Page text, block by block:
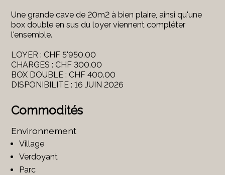
Une grande cave de 20m2 à bien plaire, ainsi qu'une
box double en sus du loyer viennent compléter
l'ensemble.
LOYER : CHF 5'950.00
CHARGES : CHF 300.00
BOX DOUBLE : CHF 400.00
DISPONIBILITE : 16 JUIN 2026
Commodités
Environnement
Village
Verdoyant
Parc